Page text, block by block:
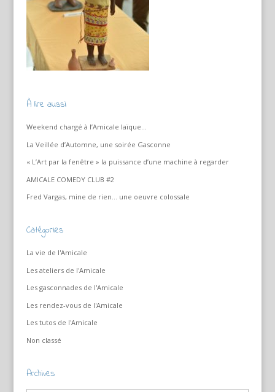
À lire aussi
Weekend chargé à l’Amicale laïque…
La Veillée d’Automne, une soirée Gasconne
« L’Art par la fenêtre » la puissance d’une machine à regarder
AMICALE COMEDY CLUB #2
Fred Vargas, mine de rien… une oeuvre colossale
Catégories
La vie de l'Amicale
Les ateliers de l'Amicale
Les gasconnades de l'Amicale
Les rendez-vous de l'Amicale
Les tutos de l'Amicale
Non classé
Archives